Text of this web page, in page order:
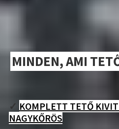
MINDEN, AMI
✓ KOMPLETT TETŐ
NAGYKŐRÖS